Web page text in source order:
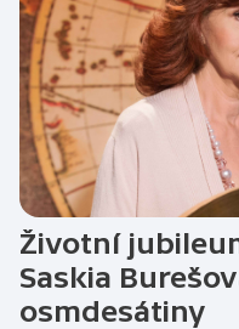
Životní
Saskia
osmdesátiny